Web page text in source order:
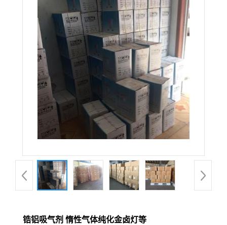
锆铝吸气剂 惰性气体纯化金卤灯等